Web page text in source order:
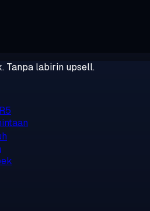
Tanpa labirin upsell.